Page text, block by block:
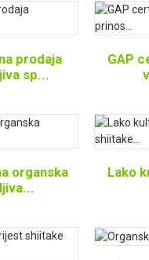
prodaja
sp...
GAP
organska
Lako